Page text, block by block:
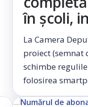
în școli,
La Camera
proiect (semnat
schimbe
folosirea